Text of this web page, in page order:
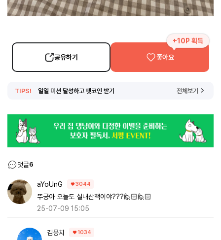
공유하기
+10P 획득
좋아요
TIPS! 일일 미션 달성하고 펫코인 받기 전체보기
댓글6
aYoUnG 3044
뚜궁아 오늘도 실내산책이야???🙋🏻🙋🏻
25-07-09 15:05
김뭉치 1034